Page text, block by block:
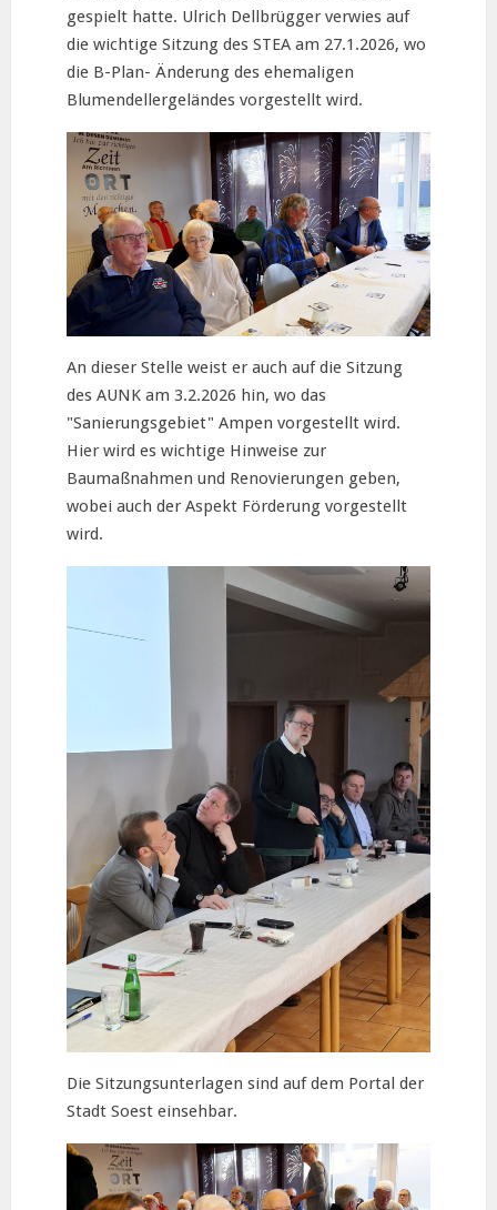
gespielt hatte. Ulrich Dellbrügger verwies auf
die wichtige Sitzung des STEA am 27.1.2026, wo
die B-Plan- Änderung des ehemaligen
Blumendellergeländes vorgestellt wird.
An dieser Stelle weist er auch auf die Sitzung
des AUNK am 3.2.2026 hin, wo das
"Sanierungsgebiet" Ampen vorgestellt wird.
Hier wird es wichtige Hinweise zur
Baumaßnahmen und Renovierungen geben,
wobei auch der Aspekt Förderung vorgestellt
wird.
Die Sitzungsunterlagen sind auf dem Portal der
Stadt Soest einsehbar.